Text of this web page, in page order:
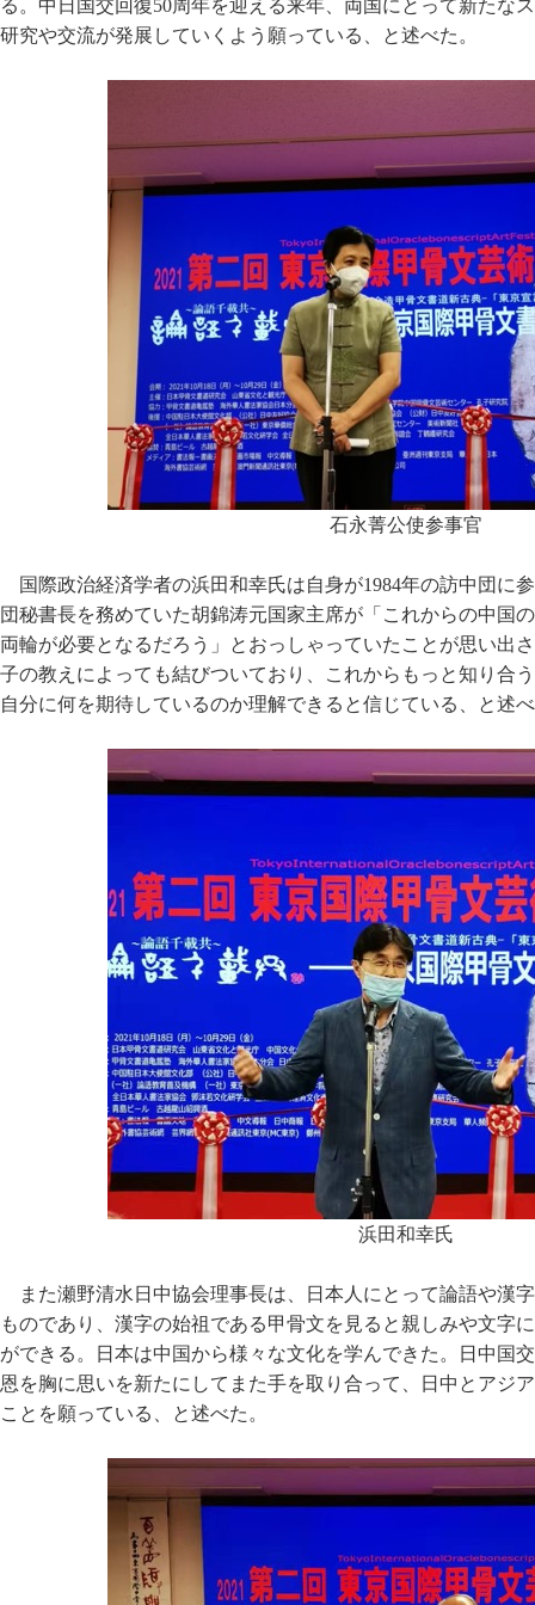
る。中日国交回復50周年を迎える来年、両国にとって新たな
研究や交流が発展していくよう願っている、と述べた。
石永菁公使参事官
国際政治経済学者の浜田和幸氏は自身が1984年の訪中団に
団秘書長を務めていた胡錦涛元国家主席が「これからの中国
両輪が必要となるだろう」とおっしゃっていたことが思い出
子の教えによっても結びついており、これからもっと知り合
自分に何を期待しているのか理解できると信じている、と述
浜田和幸氏
また瀬野清水日中協会理事長は、日本人にとって論語や漢
ものであり、漢字の始祖である甲骨文を見ると親しみや文字
ができる。日本は中国から様々な文化を学んできた。日中国
恩を胸に思いを新たにしてまた手を取り合って、日中とアジ
ことを願っている、と述べた。